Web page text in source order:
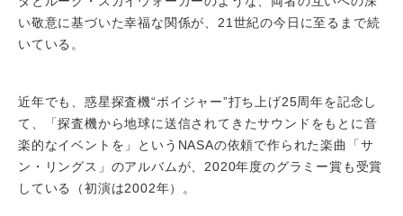
い敬意に基づいた幸福な関係が、21世紀の今日に至るまで続
いている。
近年でも、惑星探査機“ボイジャー”打ち上げ25周年を記念し
て、「探査機から地球に送信されてきたサウンドをもとに音
楽的なイベントを」というNASAの依頼で作られた楽曲「サ
ン・リングス」のアルバムが、2020年度のグラミー賞も受賞
している（初演は2002年）。